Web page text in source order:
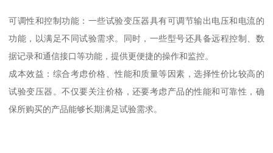
可调性和控制功能：一些试验变压器具有可调节输出电压和电流的
功能，以满足不同试验需求。同时，一些型号还具备远程控制、数
据记录和通信接口等功能，提供更便捷的操作和监控。
成本效益：综合考虑价格、性能和质量等因素，选择性价比较高的
试验变压器。不仅要关注价格，还要考虑产品的性能和可靠性，确
保所购买的产品能够长期满足试验需求。